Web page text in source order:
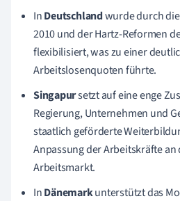
InDeutschlandwurde durch
2010 und der Hartz-Reformen
flexibilisiert, was zu einer
Arbeitslosenquoten führte.
Singapursetzt auf eine enge
Regierung, Unternehmen und
staatlich geförderte
Anpassung der Arbeitskräfte
Arbeitsmarkt.
InDänemarkunterstützt das